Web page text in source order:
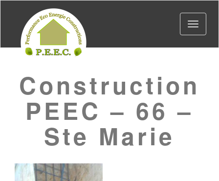
Toggle
Construction
PEEC – 66 –
Ste Marie